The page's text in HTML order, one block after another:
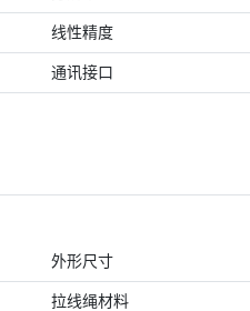
线性精度
通讯接口
外形尺寸
拉线绳材料